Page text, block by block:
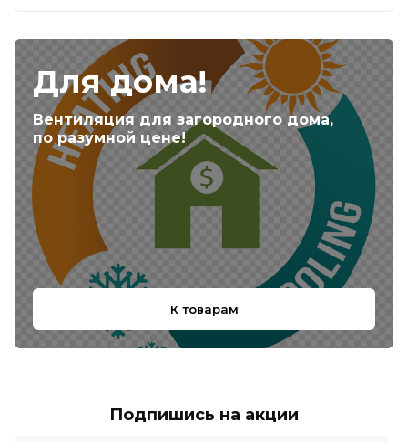
Для дома!
Вентиляция для загородного дома,
по разумной цене!
К товарам
Подпишись на акции